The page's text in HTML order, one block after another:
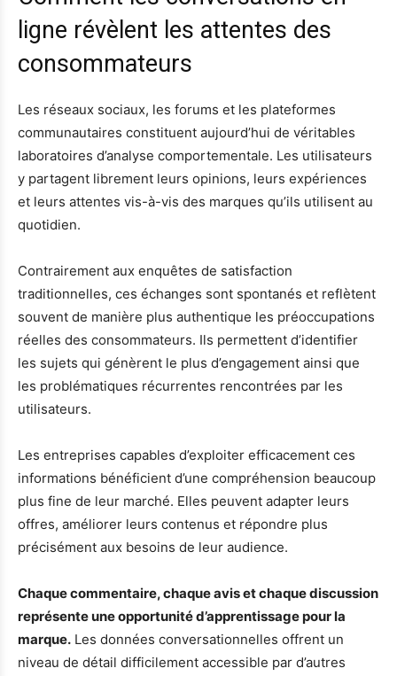
ligne révèlent les attentes des
consommateurs
Les réseaux sociaux, les forums et les plateformes
communautaires constituent aujourd’hui de véritables
laboratoires d’analyse comportementale. Les utilisateurs
y partagent librement leurs opinions, leurs expériences
et leurs attentes vis-à-vis des marques qu’ils utilisent au
quotidien.
Contrairement aux enquêtes de satisfaction
traditionnelles, ces échanges sont spontanés et reflètent
souvent de manière plus authentique les préoccupations
réelles des consommateurs. Ils permettent d’identifier
les sujets qui génèrent le plus d’engagement ainsi que
les problématiques récurrentes rencontrées par les
utilisateurs.
Les entreprises capables d’exploiter efficacement ces
informations bénéficient d’une compréhension beaucoup
plus fine de leur marché. Elles peuvent adapter leurs
offres, améliorer leurs contenus et répondre plus
précisément aux besoins de leur audience.
Chaque commentaire, chaque avis et chaque discussion
représente une opportunité d’apprentissage pour la
marque. Les données conversationnelles offrent un
niveau de détail difficilement accessible par d’autres